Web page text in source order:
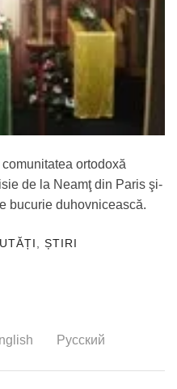
ortodoxă
de la Neamţ din Paris şi-
bucurie duhovnicească.
ȘTIRI
Русский